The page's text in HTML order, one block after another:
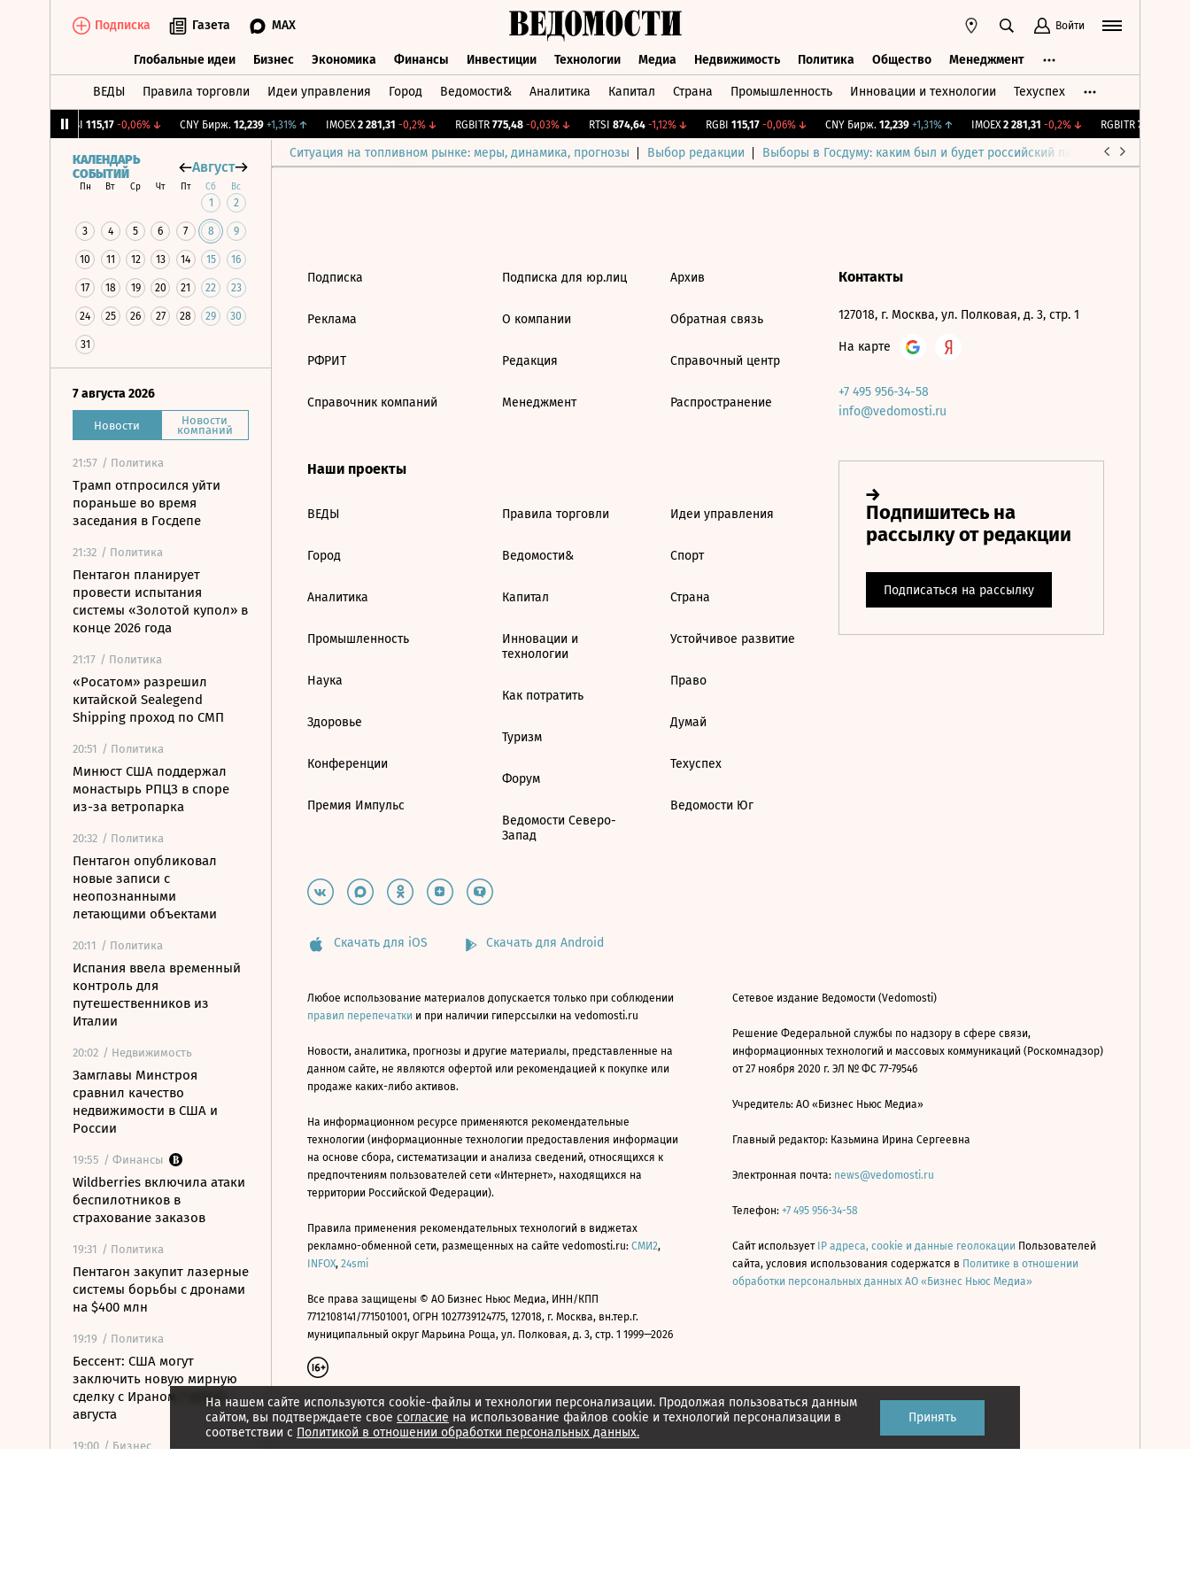
Подписка Газета MAX Войти
Глобальные идеи Бизнес Экономика Финансы Инвестиции Технологии Медиа Недвижимость Политика Общество Менеджмент
ВЕДЫ Правила торговли Идеи управления Город Ведомости& Аналитика Капитал Страна Промышленность Инновации и технологии Техуспех
115,17 -0,06%↓ CNY Бирж. 12,239 +1,31%↑ IMOEX 2 281,31 -0,2%↓ RGBITR 775,48 -0,03%↓ RTSI 874,64 -1,12%↓ RGBI 115,17 -0,06%↓ CNY Бирж. 12,239 +1,31%↑ IMOEX 2 281,31 -0,2%↓ RGBITR 775,48
Ситуация на топливном рынке: меры, динамика, прогнозы Выбор редакции Выборы в Госдуму: каким был и будет российский парламент
КАЛЕНДАРЬ
СОБЫТИЙ
Август
Пн Вт Ср Чт Пт Сб Вс
1 2
3 4 5 6 7 8 9
10 11 12 13 14 15 16
17 18 19 20 21 22 23
24 25 26 27 28 29 30
31
7 августа 2026
Новости Новости
компаний
21:57 / Политика
Трамп отпросился уйти
пораньше во время
заседания в Госдепе
21:32 / Политика
Пентагон планирует
провести испытания
системы «Золотой купол» в
конце 2026 года
21:17 / Политика
«Росатом» разрешил
китайской Sealegend
Shipping проход по СМП
20:51 / Политика
Минюст США поддержал
монастырь РПЦЗ в споре
из-за ветропарка
20:32 / Политика
Пентагон опубликовал
новые записи с
неопознанными
летающими объектами
20:11 / Политика
Испания ввела временный
контроль для
путешественников из
Италии
20:02 / Недвижимость
Замглавы Минстроя
сравнил качество
недвижимости в США и
России
19:55 / Финансы
Wildberries включила атаки
беспилотников в
страхование заказов
19:31 / Политика
Пентагон закупит лазерные
системы борьбы с дронами
на $400 млн
19:19 / Политика
Бессент: США могут
заключить новую мирную
сделку с Ираном 7 или 8
августа
19:00 / Бизнес
На нашем сайте используются cookie-файлы и технологии персонализации. Продолжая пользоваться данным
сайтом, вы подтверждаете свое согласие на использование файлов cookie и технологий персонализации в
соответствии с Политикой в отношении обработки персональных данных.
Принять
Подписка
Реклама
РФРИТ
Справочник компаний
Подписка для юр.лиц
О компании
Редакция
Менеджмент
Архив
Обратная связь
Справочный центр
Распространение
Наши проекты
ВЕДЫ
Город
Аналитика
Промышленность
Наука
Здоровье
Конференции
Премия Импульс
Правила торговли
Ведомости&
Капитал
Инновации и
технологии
Как потратить
Туризм
Форум
Ведомости Северо-
Запад
Идеи управления
Спорт
Страна
Устойчивое развитие
Право
Думай
Техуспех
Ведомости Юг
Контакты
127018, г. Москва, ул. Полковая, д. 3, стр. 1
На карте
+7 495 956-34-58
info@vedomosti.ru
Скачать для iOS Скачать для Android
Любое использование материалов допускается только при соблюдении
правил перепечатки и при наличии гиперссылки на vedomosti.ru
Новости, аналитика, прогнозы и другие материалы, представленные на
данном сайте, не являются офертой или рекомендацией к покупке или
продаже каких-либо активов.
На информационном ресурсе применяются рекомендательные
технологии (информационные технологии предоставления информации
на основе сбора, систематизации и анализа сведений, относящихся к
предпочтениям пользователей сети «Интернет», находящихся на
территории Российской Федерации).
Правила применения рекомендательных технологий в виджетах
рекламно-обменной сети, размещенных на сайте vedomosti.ru: СМИ2,
INFOX, 24smi
Все права защищены © АО Бизнес Ньюс Медиа, ИНН/КПП
7712108141/771501001, ОГРН 1027739124775, 127018, г. Москва, вн.тер.г.
муниципальный округ Марьина Роща, ул. Полковая, д. 3, стр. 1 1999—2026
Сетевое издание Ведомости (Vedomosti)
Решение Федеральной службы по надзору в сфере связи,
информационных технологий и массовых коммуникаций (Роскомнадзор)
от 27 ноября 2020 г. ЭЛ № ФС 77-79546
Учредитель: АО «Бизнес Ньюс Медиа»
Главный редактор: Казьмина Ирина Сергеевна
Электронная почта: news@vedomosti.ru
Телефон: +7 495 956-34-58
Сайт использует IP адреса, cookie и данные геолокации Пользователей
сайта, условия использования содержатся в Политике в отношении
обработки персональных данных АО «Бизнес Ньюс Медиа»